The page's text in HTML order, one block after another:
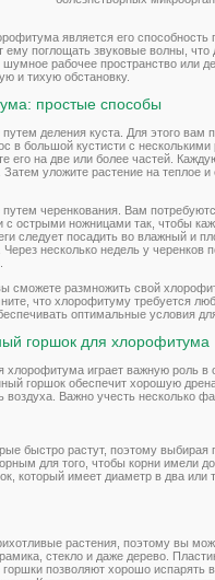
является его способность
ему поглощать звуковые волны,
шумное рабочее пространство или
и тихую обстановку.
простые способы
деления куста. Для этого вам
в большой кустисти с
его на две или более частей.
уложите растение на теплое и
черенкования. Вам
острыми ножницами так, чтобы
следует посадить во влажный и
несколько недель у черенков
сможете размножить свой
что хлорофитуму требуется
оптимальные условия
горшок для хлорофитума
играет важную роль в
горшок обеспечит хорошую
воздуха. Важно учесть несколько
быстро растут, поэтому выбирая
для того, чтобы корни имели
который имеет диаметр в два или
растения, поэтому вы
стекло и даже дерево.
горшки позволяют хорошо испарять